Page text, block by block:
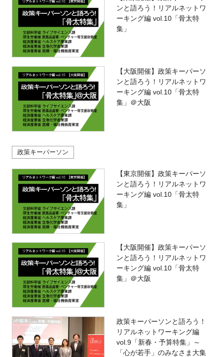
ンと語ろう！リアルネットワ
ーキング編 vol.10「骨太特
集」
【大阪開催】政策キーパーソ
ンと語ろう！リアルネットワ
ーキング編 vol.10「骨太特
集」＠大阪
政策キーパーソン
【東京開催】政策キーパーソ
ンと語ろう！リアルネットワ
ーキング編 vol.10「骨太特
集」
【大阪開催】政策キーパーソ
ンと語ろう！リアルネットワ
ーキング編 vol.10「骨太特
集」＠大阪
政策キーパーソンと語ろう！
リアルネットワーキング編
vol.9「新春・予算特集」～
「心が若手」のみなさま大集